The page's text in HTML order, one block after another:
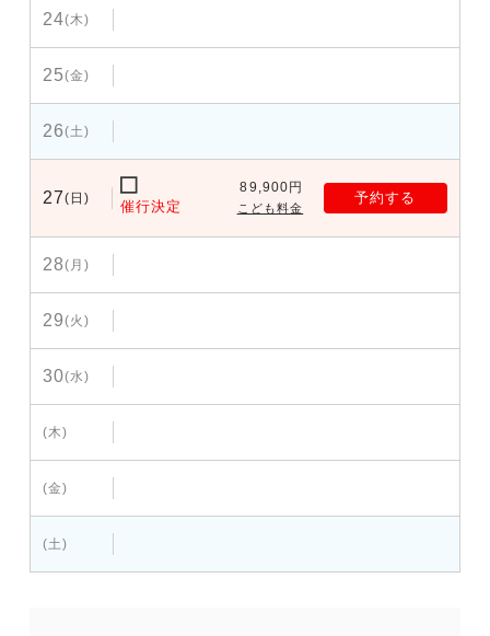
24(木)
25(金)
26(土)
27(日) 催行決定
89,900円
こども料金
予約する
28(月)
29(火)
30(水)
(木)
(金)
(土)